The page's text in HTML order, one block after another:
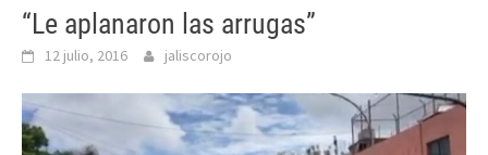
“Le aplanaron las arrugas”
12 julio, 2016 jaliscorojo